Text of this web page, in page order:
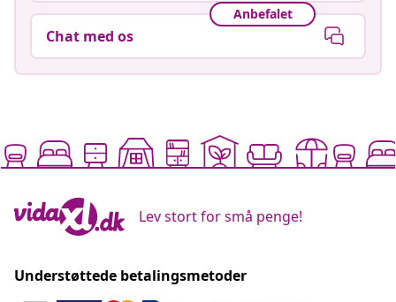
Anbefalet
Chat med os
Lev stort for små penge!
Understøttede betalingsmetoder